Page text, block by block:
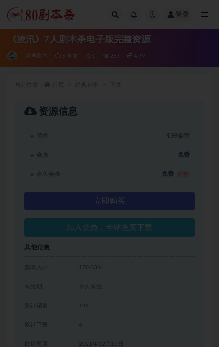
登录
《凌汛》7人剧本杀电子版完整资源
经典剧本 5 年前 0 259 4.99
资源信息
普通 4.99金币
会员 免费
永久会员 免费
立即购买
加入会员，全站免费下载
其他信息
剧本大小 170.03M
有效期 永久有效
累计销量 143
累计下载 4
2021年12月15日